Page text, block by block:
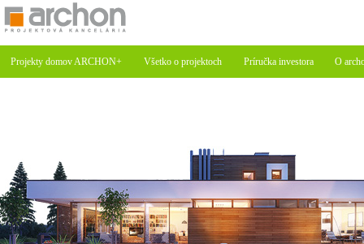
Projekty domov ARCHON+ Všetko o projektoch Príručka investora O